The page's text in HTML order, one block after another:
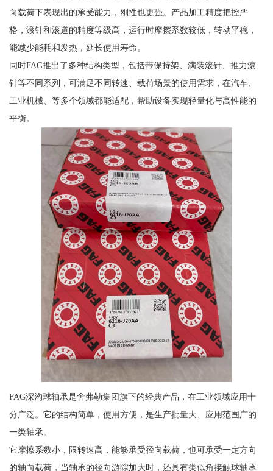
向载荷下表现出的承受能力，刚性也更强。产品加工精度把控严
格，滚针和滚道的精度等级高，运行时摩擦系数较低，转动平稳，
能减少能耗和发热，延长使用寿命。
同时FAG推出了多种结构类型，包括带保持架、满装滚针、推力滚
针等不同系列，可满足不同转速、载荷场景的使用需求，在汽车、
工业机械、等多个领域都能适配，帮助设备实现轻量化与高性能的
平衡。
FAG深沟球轴承是舍弗勒集团旗下的经典产品，在工业领域应用十
分广泛。它的结构简单，使用方便，是生产批量大、应用范围广的
一类轴承。
它摩擦系数小，限转速高，能够承受径向载荷，也可承受一定方向
的轴向载荷，当轴承的径向游隙加大时，还具有类似角接触球轴承